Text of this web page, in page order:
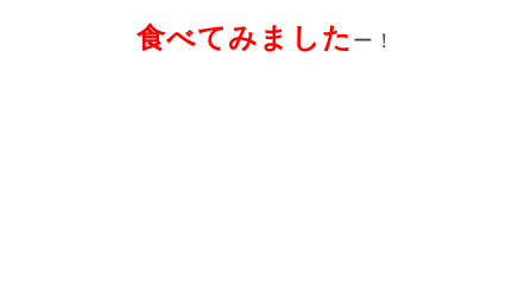
食べてみました ー！